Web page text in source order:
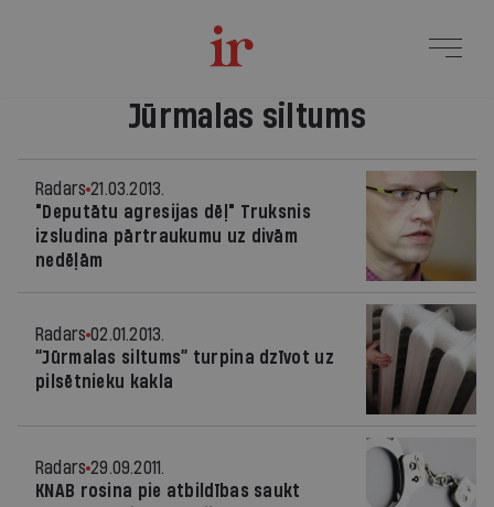
Jūrmalas siltums
Radars 21.03.2013.
"Deputātu agresijas dēļ" Truksnis
izsludina pārtraukumu uz divām
nedēļām
Radars 02.01.2013.
“Jūrmalas siltums” turpina dzīvot uz
pilsētnieku kakla
Radars 29.09.2011.
KNAB rosina pie atbildības saukt